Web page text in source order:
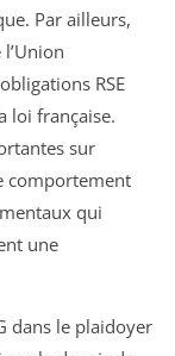
Par ailleurs,
RSE
loi française.
sur
comportement
qui
une
dans le plaidoyer